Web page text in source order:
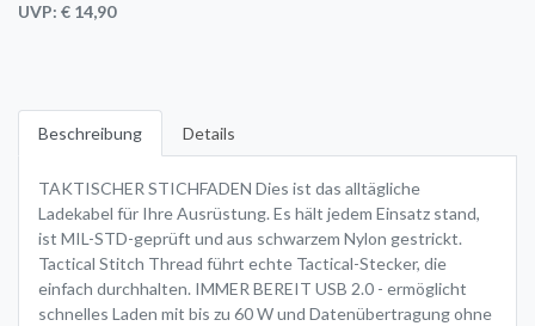
UVP: € 14,90
Beschreibung Details
TAKTISCHER STICHFADEN Dies ist das alltägliche
Ladekabel für Ihre Ausrüstung. Es hält jedem Einsatz stand,
ist MIL-STD-geprüft und aus schwarzem Nylon gestrickt.
Tactical Stitch Thread führt echte Tactical-Stecker, die
einfach durchhalten. IMMER BEREIT USB 2.0 - ermöglicht
schnelles Laden mit bis zu 60 W und Datenübertragung ohne